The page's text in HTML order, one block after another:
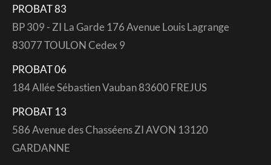
PROBAT 83
BP 309 - ZI La Garde 176 Avenue Louis Lagrange
83077 TOULON Cedex 9
PROBAT 06
184 Allée Sébastien Vauban 83600 FREJUS
PROBAT 13
586 Avenue des Chasséens ZI AVON 13120
GARDANNE